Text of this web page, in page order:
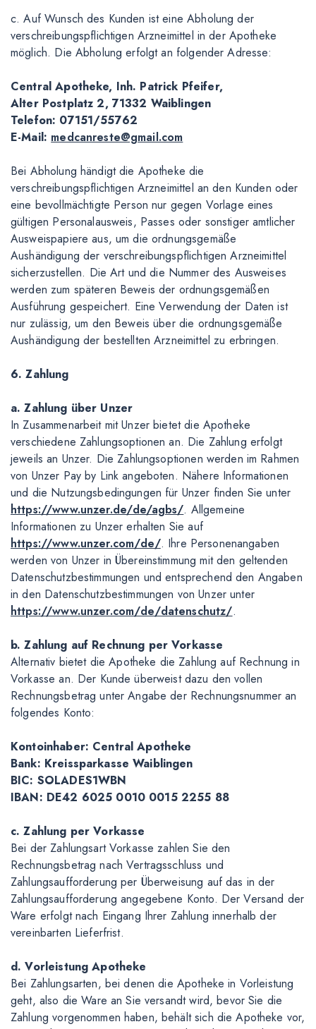
c. Auf Wunsch des Kunden ist eine Abholung der
verschreibungspflichtigen Arzneimittel in der Apotheke
möglich. Die Abholung erfolgt an folgender Adresse:
Central Apotheke, Inh. Patrick Pfeifer,
Alter Postplatz 2, 71332 Waiblingen
Telefon: 07151/55762
E-Mail: medcanreste@gmail.com
Bei Abholung händigt die Apotheke die
verschreibungspflichtigen Arzneimittel an den Kunden oder
eine bevollmächtigte Person nur gegen Vorlage eines
gültigen Personalausweis, Passes oder sonstiger amtlicher
Ausweispapiere aus, um die ordnungsgemäße
Aushändigung der verschreibungspflichtigen Arzneimittel
sicherzustellen. Die Art und die Nummer des Ausweises
werden zum späteren Beweis der ordnungsgemäßen
Ausführung gespeichert. Eine Verwendung der Daten ist
nur zulässig, um den Beweis über die ordnungsgemäße
Aushändigung der bestellten Arzneimittel zu erbringen.
6. Zahlung
a. Zahlung über Unzer
In Zusammenarbeit mit Unzer bietet die Apotheke
verschiedene Zahlungsoptionen an. Die Zahlung erfolgt
jeweils an Unzer. Die Zahlungsoptionen werden im Rahmen
von Unzer Pay by Link angeboten. Nähere Informationen
und die Nutzungsbedingungen für Unzer finden Sie unter
https://www.unzer.de/de/agbs/. Allgemeine
Informationen zu Unzer erhalten Sie auf
https://www.unzer.com/de/. Ihre Personenangaben
werden von Unzer in Übereinstimmung mit den geltenden
Datenschutzbestimmungen und entsprechend den Angaben
in den Datenschutzbestimmungen von Unzer unter
https://www.unzer.com/de/datenschutz/.
b. Zahlung auf Rechnung per Vorkasse
Alternativ bietet die Apotheke die Zahlung auf Rechnung in
Vorkasse an. Der Kunde überweist dazu den vollen
Rechnungsbetrag unter Angabe der Rechnungsnummer an
folgendes Konto:
Kontoinhaber: Central Apotheke
Bank: Kreissparkasse Waiblingen
BIC: SOLADES1WBN
IBAN: DE42 6025 0010 0015 2255 88
c. Zahlung per Vorkasse
Bei der Zahlungsart Vorkasse zahlen Sie den
Rechnungsbetrag nach Vertragsschluss und
Zahlungsaufforderung per Überweisung auf das in der
Zahlungsaufforderung angegebene Konto. Der Versand der
Ware erfolgt nach Eingang Ihrer Zahlung innerhalb der
vereinbarten Lieferfrist.
d. Vorleistung Apotheke
Bei Zahlungsarten, bei denen die Apotheke in Vorleistung
geht, also die Ware an Sie versandt wird, bevor Sie die
Zahlung vorgenommen haben, behält sich die Apotheke vor,